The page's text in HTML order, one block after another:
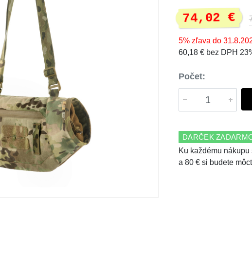
74,02 €
5% zľava do
60,18 € bez DPH
Počet:
DARČEK
Ku každému
a 80 € si budete